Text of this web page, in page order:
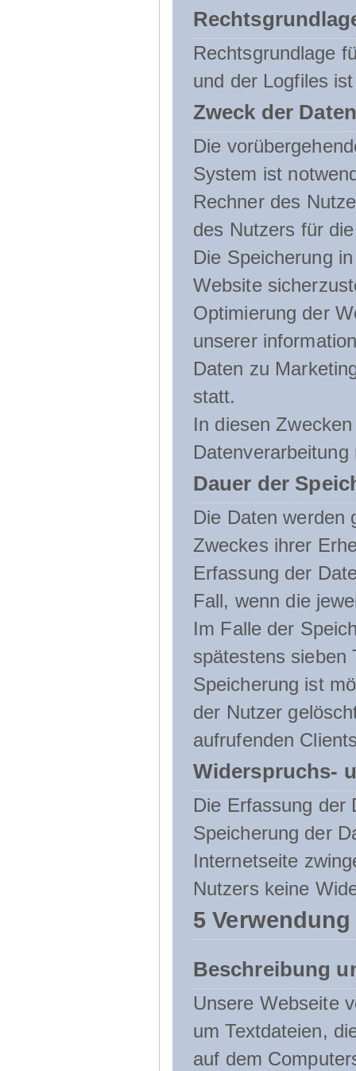
Rechtsgrundlage
und der Logfiles
Zweck der
Die
System ist
Rechner des
des Nutzers für
Die Speicherung
Website
Optimierung der
unserer
Daten zu
statt.
In diesen
Dauer der
Die Daten werden
Zweckes ihrer
Erfassung der
Fall, wenn die
Im Falle der
spätestens sieben
Speicherung ist
der Nutzer
aufrufenden
Widerspruchs-
Die Erfassung der
Speicherung der
Internetseite
Nutzers keine
5
Beschreibung
Unsere Webseite
um Textdateien,
auf dem